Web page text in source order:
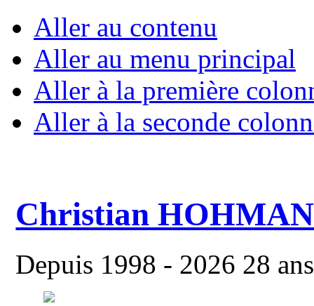
Aller au contenu
Aller au menu principal
Aller à la première
Aller à la seconde
Christian
Depuis 1998 - 2026 28